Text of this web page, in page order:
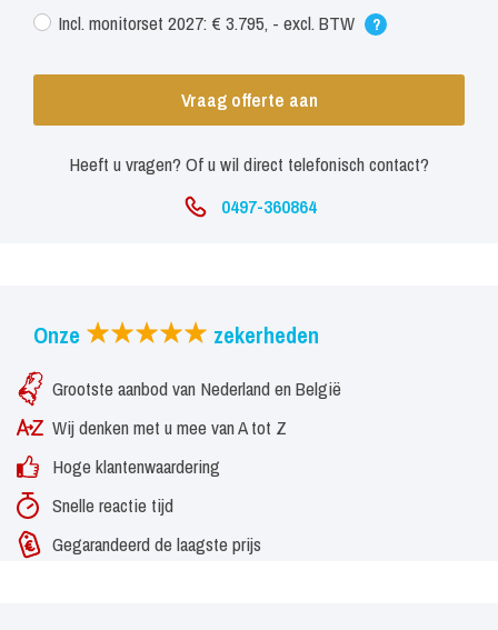
Incl. monitorset 2027: € 3.795, - excl. BTW ?
Vraag offerte aan
Heeft u vragen? Of u wil direct telefonisch contact?
0497-360864
Onze zekerheden
Grootste aanbod van Nederland en België
Wij denken met u mee van A tot Z
Hoge klantenwaardering
Snelle reactie tijd
Gegarandeerd de laagste prijs